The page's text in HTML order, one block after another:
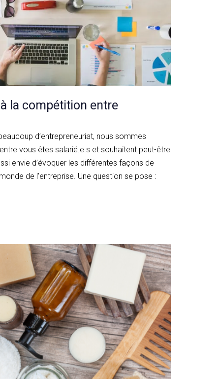
la compétition entre
d’entrepreneuriat, nous sommes
vous êtes salarié.e.s et souhaitent peut-être
envie d’évoquer les différentes façons de
de l’entreprise. Une question se pose :